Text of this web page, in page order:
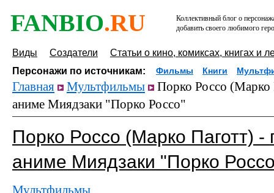
FANBIO.RU
Коллективный блог о
добавить своего любимого
Виды Создатели
Статьи о кино, комиксах, книгах и
Персонажи по источникам:
Фильмы Книги
Главная Мультфильмы
Порко Россо (Марко
аниме Миядзаки "Порко Россо"
Порко Россо (Марко Паготт) -
аниме Миядзаки "Порко
Мультфильмы